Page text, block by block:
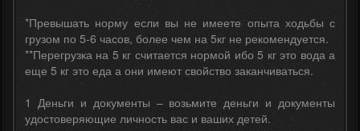
*Превышать норму если вы не имеете опыта ходьбы с
грузом по 5-6 часов, более чем на 5кг не рекомендуется.
**Перегрузка на 5 кг считается нормой ибо 5 кг это вода а
еще 5 кг это еда а они имеют свойство заканчиваться.
1 Деньги и документы – возьмите деньги и документы
удостоверяющие личность вас и ваших детей.